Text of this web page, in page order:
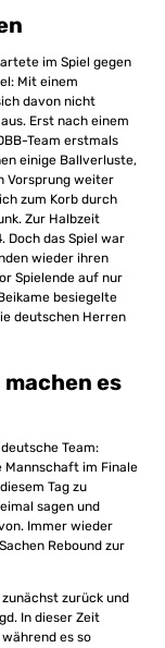
im Spiel gegen
Mit einem
davon nicht
Erst nach einem
Team erstmals
einige Ballverluste,
Vorsprung weiter
zum Korb durch
Zur Halbzeit
Doch das Spiel war
wieder ihren
Spielende auf nur
besiegelte
deutschen Herren
machen es
Team:
Mannschaft im Finale
Tag zu
sagen und
Immer wieder
Rebound zur
zurück und
In dieser Zeit
es so